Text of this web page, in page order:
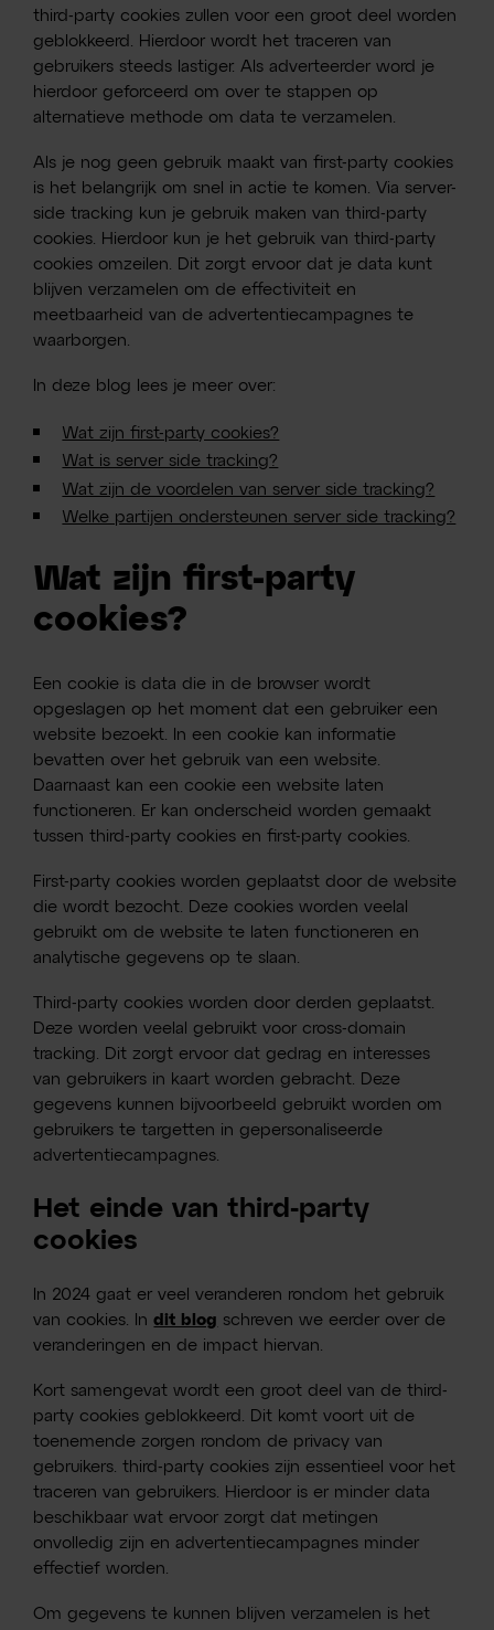
third-party cookies zullen voor een groot deel worden
geblokkeerd. Hierdoor wordt het traceren van
gebruikers steeds lastiger. Als adverteerder word je
hierdoor geforceerd om over te stappen op
alternatieve methode om data te verzamelen.
Als je nog geen gebruik maakt van first-party cookies
is het belangrijk om snel in actie te komen. Via server-
side tracking kun je gebruik maken van third-party
cookies. Hierdoor kun je het gebruik van third-party
cookies omzeilen. Dit zorgt ervoor dat je data kunt
blijven verzamelen om de effectiviteit en
meetbaarheid van de advertentiecampagnes te
waarborgen.
In deze blog lees je meer over:
Wat zijn first-party cookies?
Wat is server side tracking?
Wat zijn de voordelen van server side tracking?
Welke partijen ondersteunen server side tracking?
Wat zijn first-party
cookies?
Een cookie is data die in de browser wordt
opgeslagen op het moment dat een gebruiker een
website bezoekt. In een cookie kan informatie
bevatten over het gebruik van een website.
Daarnaast kan een cookie een website laten
functioneren. Er kan onderscheid worden gemaakt
tussen third-party cookies en first-party cookies.
First-party cookies worden geplaatst door de website
die wordt bezocht. Deze cookies worden veelal
gebruikt om de website te laten functioneren en
analytische gegevens op te slaan.
Third-party cookies worden door derden geplaatst.
Deze worden veelal gebruikt voor cross-domain
tracking. Dit zorgt ervoor dat gedrag en interesses
van gebruikers in kaart worden gebracht. Deze
gegevens kunnen bijvoorbeeld gebruikt worden om
gebruikers te targetten in gepersonaliseerde
advertentiecampagnes.
Het einde van third-party
cookies
In 2024 gaat er veel veranderen rondom het gebruik
van cookies. Indit blog schreven we eerder over de
veranderingen en de impact hiervan.
Kort samengevat wordt een groot deel van de third-
party cookies geblokkeerd. Dit komt voort uit de
toenemende zorgen rondom de privacy van
gebruikers. third-party cookies zijn essentieel voor het
traceren van gebruikers. Hierdoor is er minder data
beschikbaar wat ervoor zorgt dat metingen
onvolledig zijn en advertentiecampagnes minder
effectief worden.
Om gegevens te kunnen blijven verzamelen is het